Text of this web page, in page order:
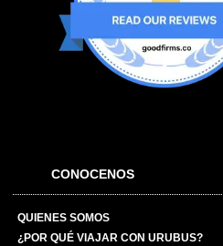
CONOCENOS
QUIENES SOMOS
¿POR QUÉ VIAJAR CON URUBUS?